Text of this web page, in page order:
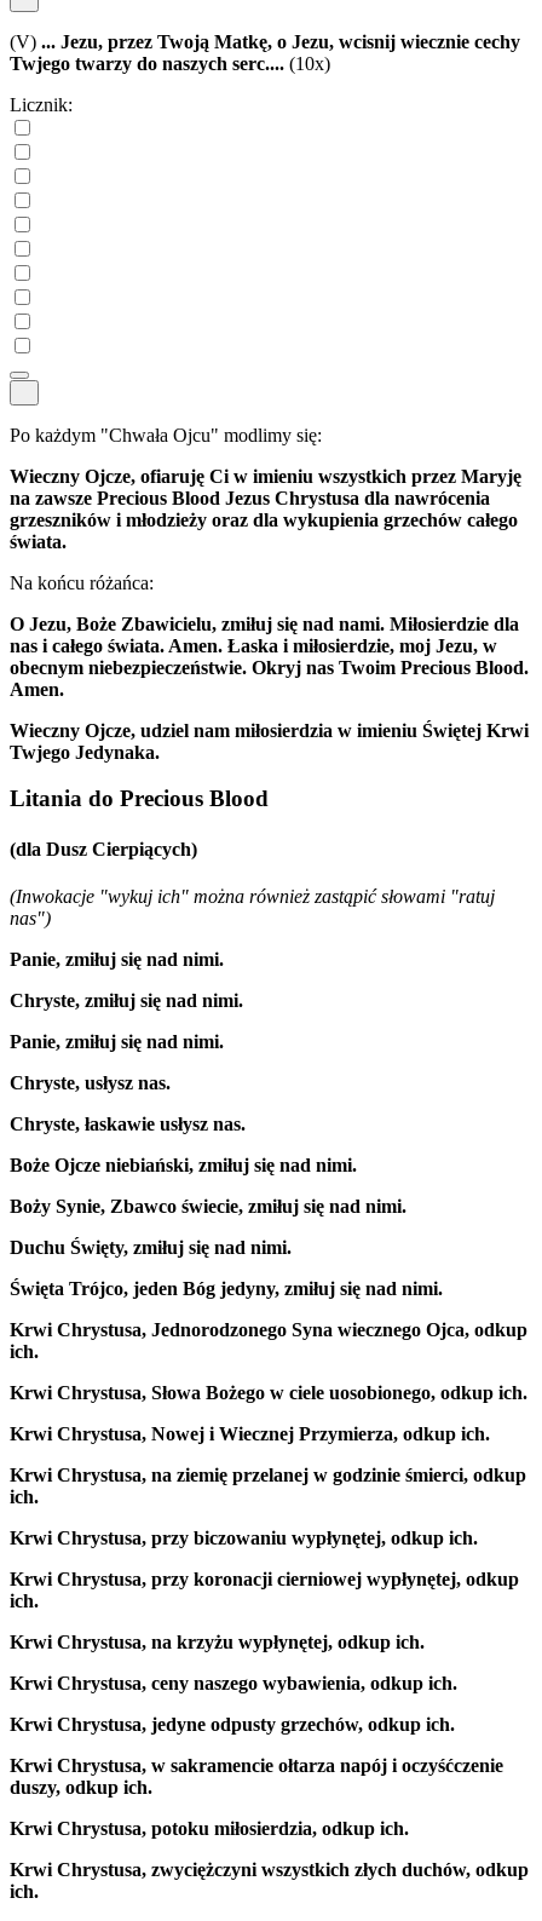
(V) ... Jezu, przez Twoją Matkę, o Jezu, wcisnij wiecznie cechy
Twjego twarzy do naszych serc.... (10x)
Licznik:
Po każdym "Chwała Ojcu" modlimy się:
Wieczny Ojcze, ofiaruję Ci w imieniu wszystkich przez Maryję
na zawsze Precious Blood Jezus Chrystusa dla nawrócenia
grzeszników i młodzieży oraz dla wykupienia grzechów całego
świata.
Na końcu różańca:
O Jezu, Boże Zbawicielu, zmiłuj się nad nami. Miłosierdzie dla
nas i całego świata. Amen. Łaska i miłosierdzie, moj Jezu, w
obecnym niebezpieczeństwie. Okryj nas Twoim Precious Blood.
Amen.
Wieczny Ojcze, udziel nam miłosierdzia w imieniu Świętej Krwi
Twjego Jedynaka.
Litania do Precious Blood
(dla Dusz Cierpiących)
(Inwokacje "wykuj ich" można również zastąpić słowami "ratuj
nas")
Panie, zmiłuj się nad nimi.
Chryste, zmiłuj się nad nimi.
Panie, zmiłuj się nad nimi.
Chryste, usłysz nas.
Chryste, łaskawie usłysz nas.
Boże Ojcze niebiański, zmiłuj się nad nimi.
Boży Synie, Zbawco świecie, zmiłuj się nad nimi.
Duchu Święty, zmiłuj się nad nimi.
Święta Trójco, jeden Bóg jedyny, zmiłuj się nad nimi.
Krwi Chrystusa, Jednorodzonego Syna wiecznego Ojca, odkup
ich.
Krwi Chrystusa, Słowa Bożego w ciele uosobionego, odkup ich.
Krwi Chrystusa, Nowej i Wiecznej Przymierza, odkup ich.
Krwi Chrystusa, na ziemię przelanej w godzinie śmierci, odkup
ich.
Krwi Chrystusa, przy biczowaniu wypłynętej, odkup ich.
Krwi Chrystusa, przy koronacji cierniowej wypłynętej, odkup
ich.
Krwi Chrystusa, na krzyżu wypłynętej, odkup ich.
Krwi Chrystusa, ceny naszego wybawienia, odkup ich.
Krwi Chrystusa, jedyne odpusty grzechów, odkup ich.
Krwi Chrystusa, w sakramencie ołtarza napój i oczyśćczenie
duszy, odkup ich.
Krwi Chrystusa, potoku miłosierdzia, odkup ich.
Krwi Chrystusa, zwyciężczyni wszystkich złych duchów, odkup
ich.